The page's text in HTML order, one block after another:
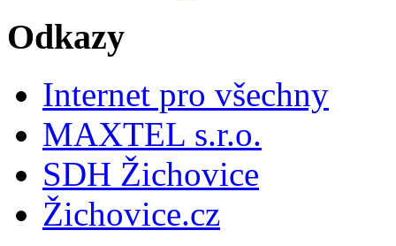
Odkazy
Internet pro všechny
MAXTEL s.r.o.
SDH Žichovice
Žichovice.cz